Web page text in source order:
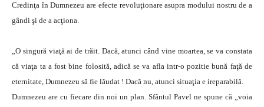
Credinţa în Dumnezeu are efecte revoluţionare asupra modului nostru de a
gândi şi de a acţiona.
„O singură viaţă ai de trăit. Dacă, atunci când vine moartea, se va constata
că viaţa ta a fost bine folosită, adică se va afla intr-o pozitie bună faţă de
eternitate, Dumnezeu să fie lăudat ! Dacă nu, atunci situaţia e ireparabilă.
Dumnezeu are cu fiecare din noi un plan. Sfântul Pavel ne spune că „voia